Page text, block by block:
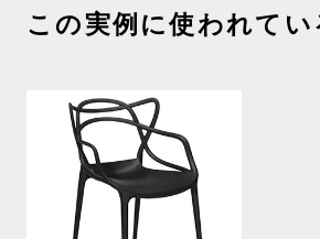
この実例に使われてい